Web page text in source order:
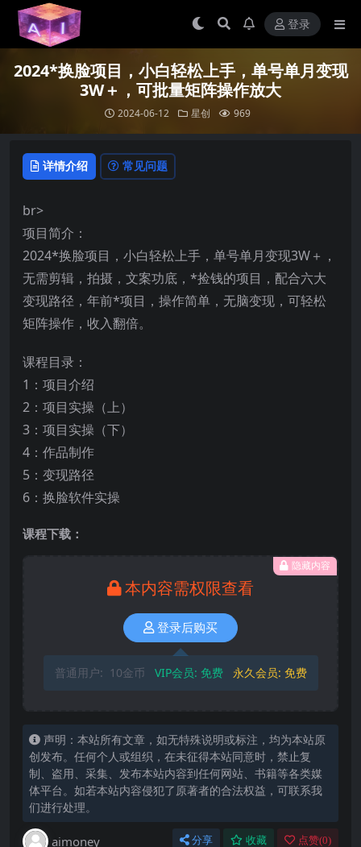
登录
2024*换脸项目，小白轻松上手，单号单月变现
3W＋，可批量矩阵操作放大
2024-06-12 星创 969
详情介绍 常见问题
br>
项目简介：
2024*换脸项目，小白轻松上手，单号单月变现3W＋，
无需剪辑，拍摄，文案功底，*捡钱的项目，配合六大
变现路径，年前*项目，操作简单，无脑变现，可轻松
矩阵操作，收入翻倍。
课程目录：
1：项目介绍
2：项目实操（上）
3：项目实操（下）
4：作品制作
5：变现路径
6：换脸软件实操
课程下载：
隐藏内容
本内容需权限查看
登录后购买
普通用户: 10金币 VIP会员: 免费 永久会员: 免费
声明：本站所有文章，如无特殊说明或标注，均为本站原
创发布。任何个人或组织，在未征得本站同意时，禁止复
制、盗用、采集、发布本站内容到任何网站、书籍等各类媒
体平台。如若本站内容侵犯了原著者的合法权益，可联系我
们进行处理。
aimoney 分享 收藏 点赞(0)